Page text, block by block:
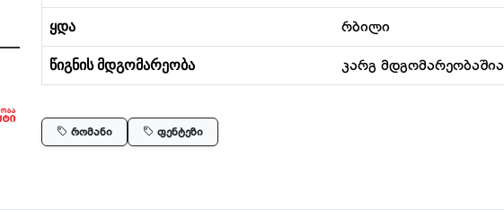
ყდა რბილი
წიგნის მდგომარეობა კარგ მდგომარეობაშია
რომანი ფენტეზი